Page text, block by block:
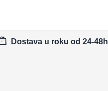
Dostava u roku od 24-48h